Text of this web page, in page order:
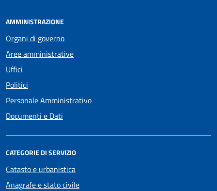
AMMINISTRAZIONE
Organi di governo
Aree amministrative
Uffici
Politici
Personale Amministrativo
Documenti e Dati
CATEGORIE DI SERVIZIO
Catasto e urbanistica
Anagrafe e stato civile